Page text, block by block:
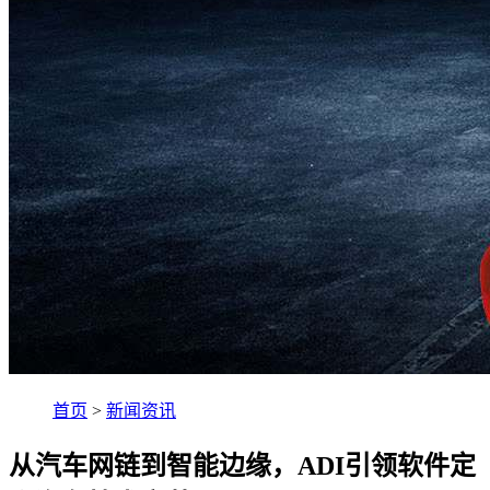
首页 > 新闻资讯
从汽车网链到智能边缘，ADI引领软件定